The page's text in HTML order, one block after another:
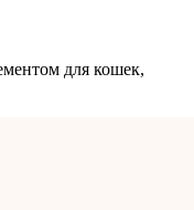
для кошек,